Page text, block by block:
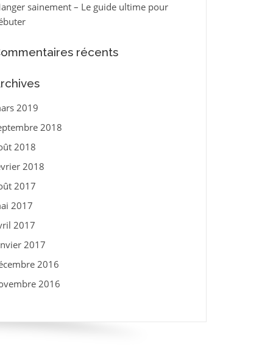
sainement – Le guide ultime pour
récents
2019
2018
2018
2018
2017
2017
2017
2017
2016
2016